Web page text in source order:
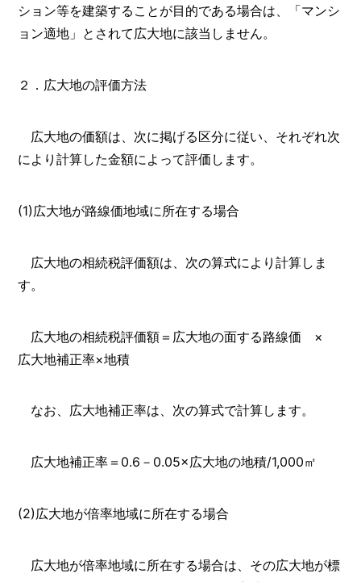
ション等を建築することが目的である場合は、「マンシ
ョン適地」とされて広大地に該当しません。
２．広大地の評価方法
広大地の価額は、次に掲げる区分に従い、それぞれ次
により計算した金額によって評価します。
(1)広大地が路線価地域に所在する場合
広大地の相続税評価額は、次の算式により計算しま
す。
広大地の相続税評価額＝広大地の面する路線価 ×
広大地補正率×地積
なお、広大地補正率は、次の算式で計算します。
広大地補正率＝0.6－0.05×広大地の地積/1,000㎡
(2)広大地が倍率地域に所在する場合
広大地が倍率地域に所在する場合は、その広大地が標